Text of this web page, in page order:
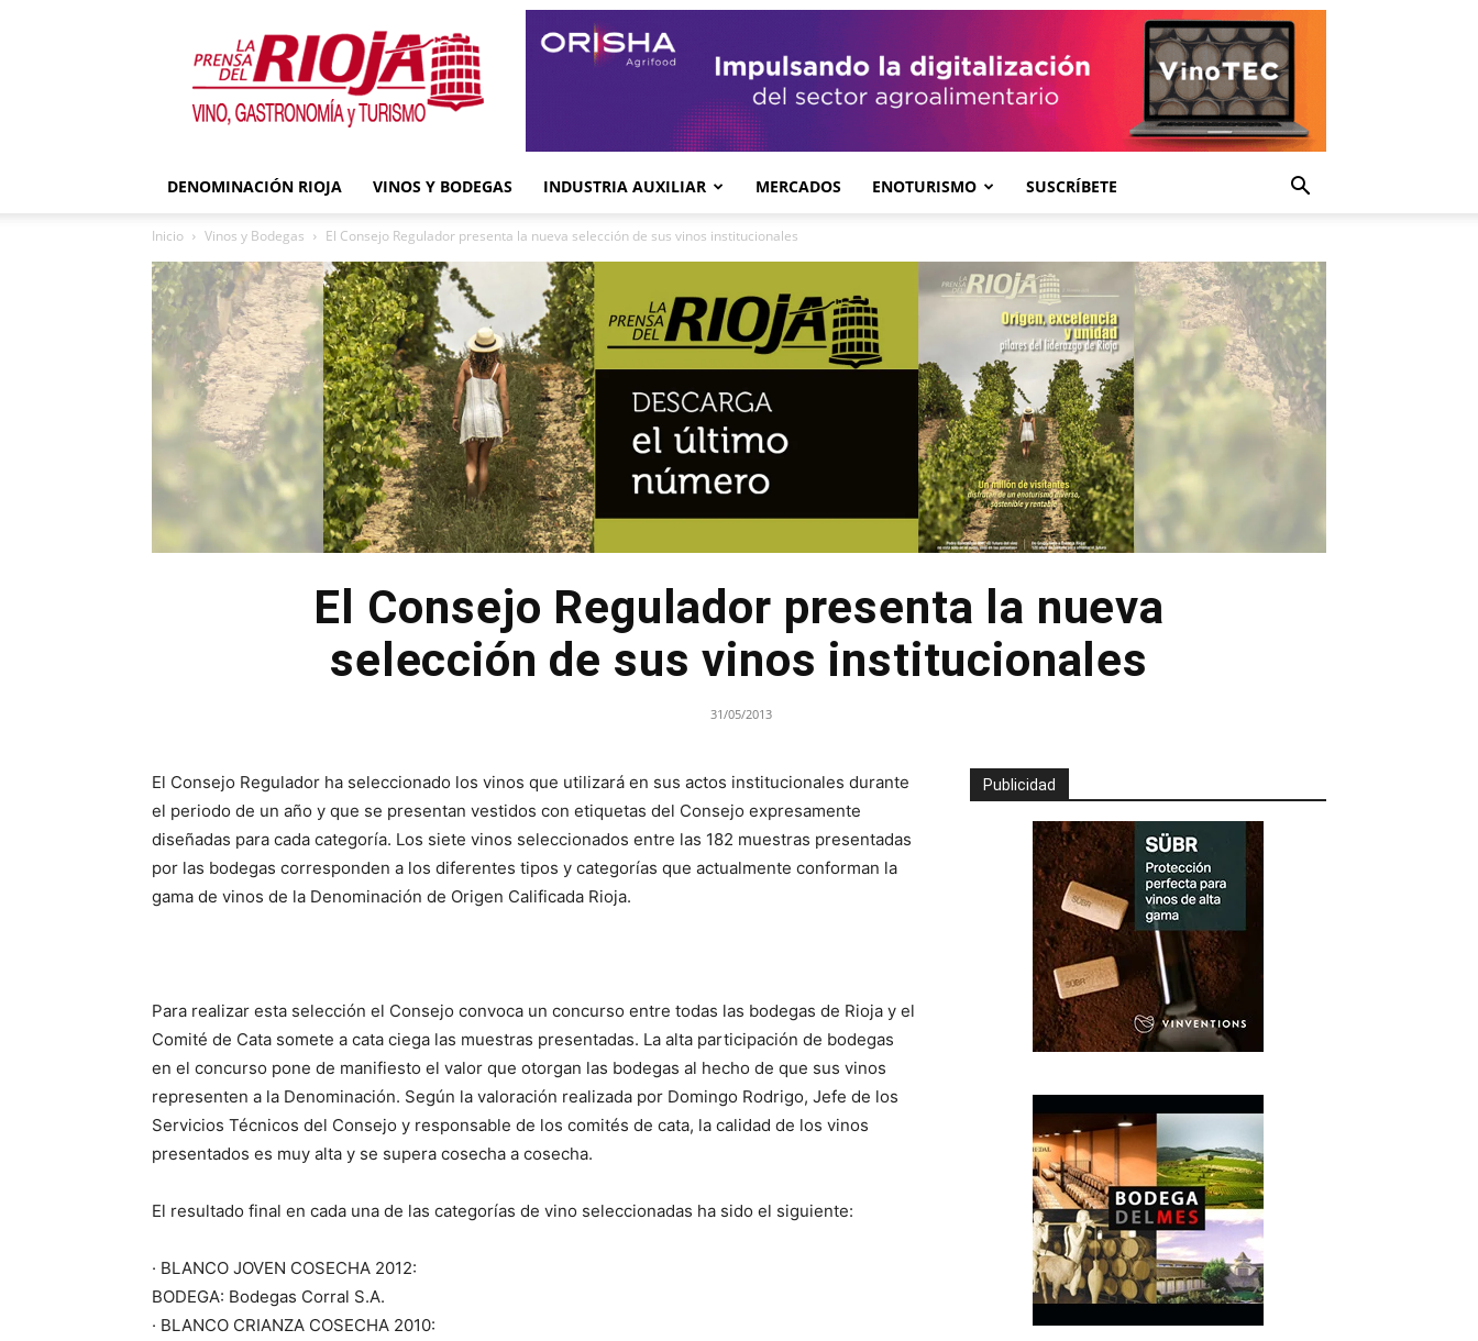
La
Prensa
del
Rioja
DENOMINACIÓN RIOJA VINOS Y BODEGAS INDUSTRIA AUXILIAR MERCADOS ENOTURISMO SUSCRÍBETE
Inicio Vinos y Bodegas El Consejo Regulador presenta la nueva selección de sus vinos institucionales
El Consejo Regulador presenta la nueva
selección de sus vinos institucionales
31/05/2013
El Consejo Regulador ha seleccionado los vinos que utilizará en sus actos institucionales durante
el periodo de un año y que se presentan vestidos con etiquetas del Consejo expresamente
diseñadas para cada categoría. Los siete vinos seleccionados entre las 182 muestras presentadas
por las bodegas corresponden a los diferentes tipos y categorías que actualmente conforman la
gama de vinos de la Denominación de Origen Calificada Rioja.
Para realizar esta selección el Consejo convoca un concurso entre todas las bodegas de Rioja y el
Comité de Cata somete a cata ciega las muestras presentadas. La alta participación de bodegas
en el concurso pone de manifiesto el valor que otorgan las bodegas al hecho de que sus vinos
representen a la Denominación. Según la valoración realizada por Domingo Rodrigo, Jefe de los
Servicios Técnicos del Consejo y responsable de los comités de cata, la calidad de los vinos
presentados es muy alta y se supera cosecha a cosecha.
El resultado final en cada una de las categorías de vino seleccionadas ha sido el siguiente:
· BLANCO JOVEN COSECHA 2012:
BODEGA: Bodegas Corral S.A.
· BLANCO CRIANZA COSECHA 2010:
Publicidad